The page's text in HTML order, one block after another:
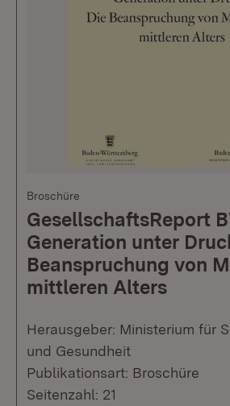
Broschüre
GesellschaftsReport
Generation unter
Beanspruchung von
mittleren Alters
Herausgeber: Ministerium für
und Gesundheit
Publikationsart: Broschüre
Seitenzahl: 21